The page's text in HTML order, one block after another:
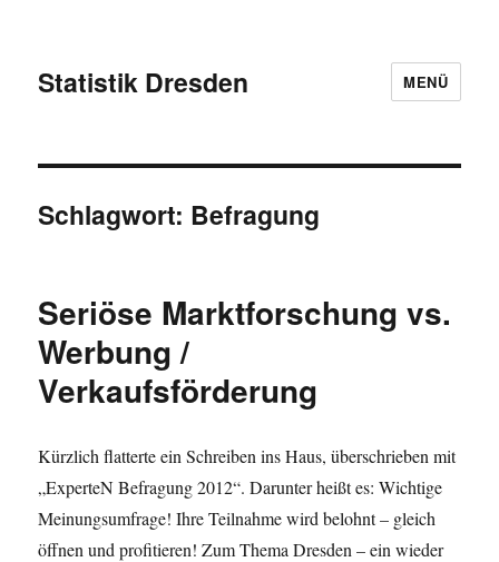
Statistik Dresden MENÜ
Schlagwort: Befragung
Seriöse Marktforschung vs.
Werbung /
Verkaufsförderung
Kürzlich flatterte ein Schreiben ins Haus, überschrieben mit
„ExperteN Befragung 2012“. Darunter heißt es: Wichtige
Meinungsumfrage! Ihre Teilnahme wird belohnt – gleich
öffnen und profitieren! Zum Thema Dresden – ein wieder